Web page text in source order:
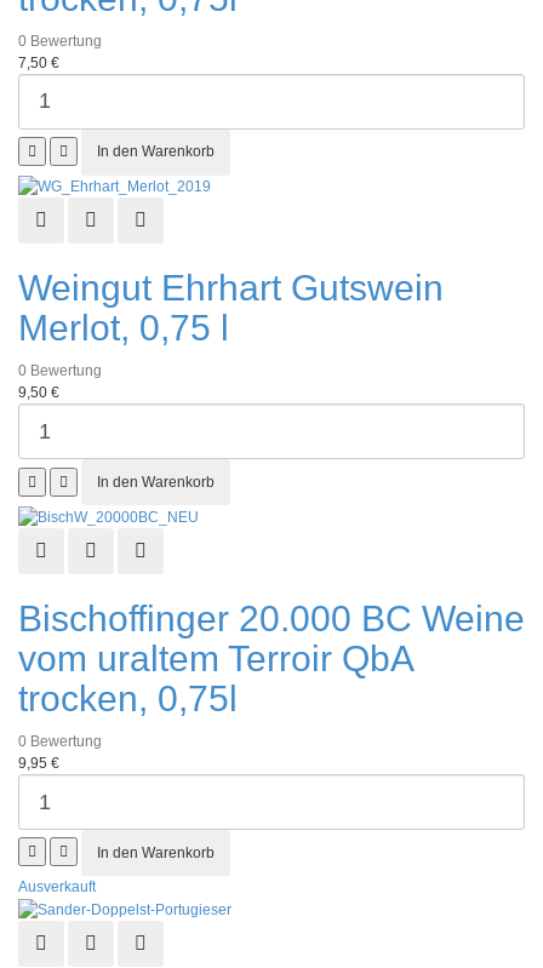
0 Bewertung
7,50 €
SchnellansichtZur Wunschliste hinzufügen
Weingut Ehrhart Gutswein
Merlot, 0,75 l
0 Bewertung
9,50 €
SchnellansichtZur Wunschliste hinzufügen
Bischoffinger 20.000 BC Weine
vom uraltem Terroir QbA
trocken, 0,75l
0 Bewertung
9,95 €
Ausverkauft
SchnellansichtZur Wunschliste hinzufügen